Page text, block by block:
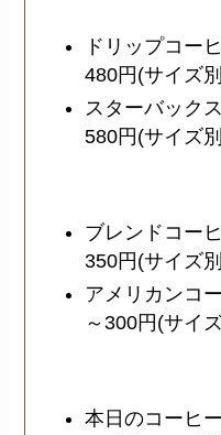
ドリップコー
480円(サイズ
スターバック
580円(サイズ
ブレンドコー
350円(サイズ
アメリカンコ
～300円(サイ
本日のコーヒ